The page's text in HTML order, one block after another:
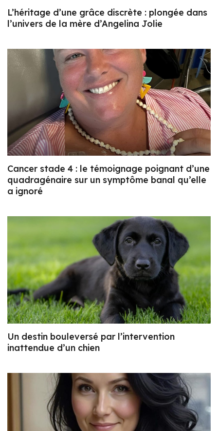
L’héritage d’une grâce discrète : plongée dans
l’univers de la mère d’Angelina Jolie
Cancer stade 4 : le témoignage poignant d’une
quadragénaire sur un symptôme banal qu’elle
a ignoré
Un destin bouleversé par l’intervention
inattendue d’un chien